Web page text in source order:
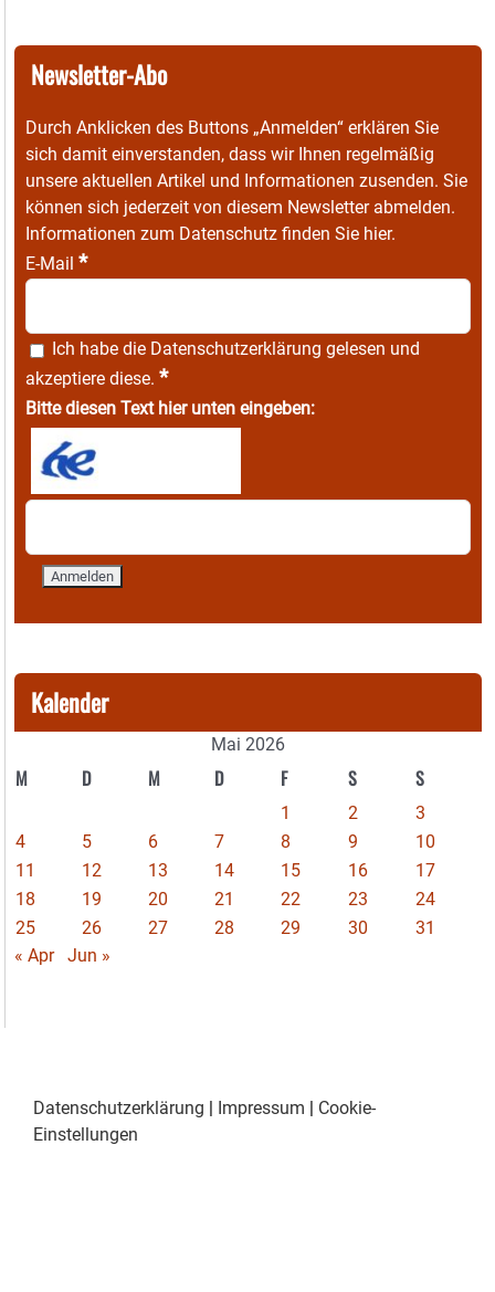
Newsletter-Abo
Durch Anklicken des Buttons „Anmelden“ erklären Sie
sich damit einverstanden, dass wir Ihnen regelmäßig
unsere aktuellen Artikel und Informationen zusenden. Sie
können sich jederzeit von diesem Newsletter abmelden.
Informationen zum Datenschutz finden Sie hier.
E-Mail *
Ich habe die Datenschutzerklärung gelesen und
akzeptiere diese. *
Bitte diesen Text hier unten eingeben:
Kalender
Mai 2026
M D M D F S S
1 2
3
4
5 6 7 8 9
10
11
12 13 14 15 16
17
18
19 20 21 22 23
24
25
26 27 28 29 30
31
« Apr
Jun »
Datenschutzerklärung Impressum
Cookie-
Einstellungen